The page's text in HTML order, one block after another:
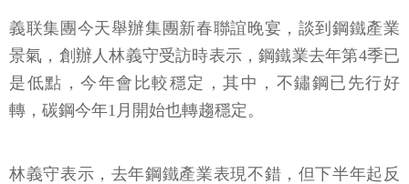
義联集團今天舉辦集團新春聯誼晚宴，談到鋼鐵產業
景氣，創辦人林義守受訪時表示，鋼鐵業去年第4季已
是低點，今年會比較穩定，其中，不鏽鋼已先行好
轉，碳鋼今年1月開始也轉趨穩定。
林義守表示，去年鋼鐵產業表現不錯，但下半年起反